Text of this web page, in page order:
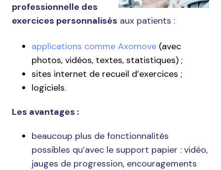
professionnelle des
exercices personnalisés aux patients :
applications comme Axomove (avec
photos, vidéos, textes, statistiques) ;
sites internet de recueil d’exercices ;
logiciels.
Les avantages :
beaucoup plus de fonctionnalités
possibles qu’avec le support papier : vidéo,
jauges de progression, encouragements